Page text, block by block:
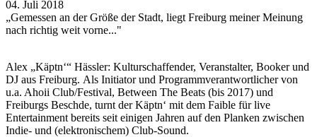
04. Juli 2018
„Gemessen an der Größe der Stadt, liegt Freiburg meiner Meinung
nach richtig weit vorne..."
Alex „Käptn‘“ Hässler: Kulturschaffender, Veranstalter, Booker und
DJ aus Freiburg. Als Initiator und Programmverantwortlicher von
u.a. Ahoii Club/Festival, Between The Beats (bis 2017) und
Freiburgs Beschde, turnt der Käptn‘ mit dem Faible für live
Entertainment bereits seit einigen Jahren auf den Planken zwischen
Indie- und (elektronischem) Club-Sound.